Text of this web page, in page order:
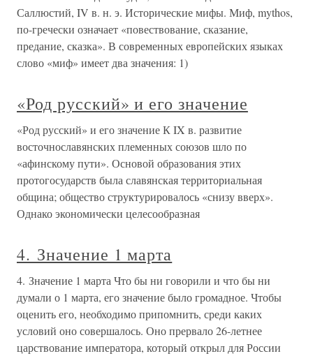
Саллюстий, IV в. н. э. Исторические мифы. Миф, mythos,
по-гречески означает «повествование, сказание,
предание, сказка». В современных европейских языках
слово «миф» имеет два значения: 1)
«Род русский» и его значение
«Род русский» и его значение К IX в. развитие
восточнославянских племенных союзов шло по
«афинскому пути». Основой образования этих
протогосударств была славянская территориальная
община; общество структурировалось «снизу вверх».
Однако экономически целесообразная
4. Значение 1 марта
4. Значение 1 марта Что бы ни говорили и что бы ни
думали о 1 марта, его значение было громадное. Чтобы
оценить его, необходимо припомнить, среди каких
условий оно совершалось. Оно прервало 26-летнее
царствование императора, который открыл для России